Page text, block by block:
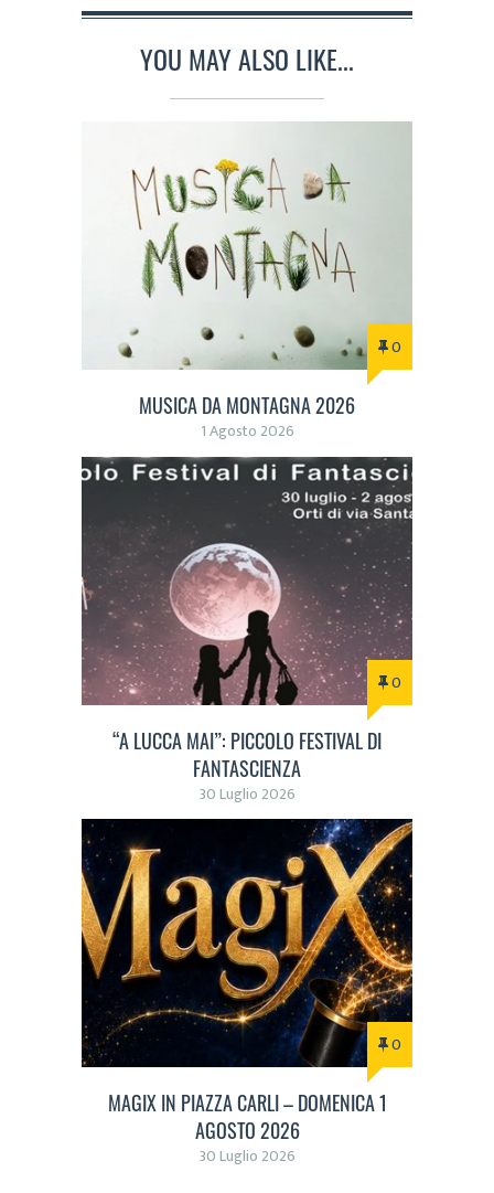
YOU MAY ALSO LIKE...
0
MUSICA DA MONTAGNA 2026
1 Agosto 2026
0
“A LUCCA MAI”: PICCOLO FESTIVAL DI
FANTASCIENZA
30 Luglio 2026
0
MAGIX IN PIAZZA CARLI – DOMENICA 1
AGOSTO 2026
30 Luglio 2026